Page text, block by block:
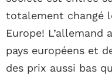
totalement changé
Europe! L’allemand
pays européens et
des prix aussi bas